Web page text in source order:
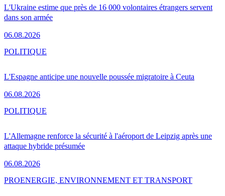
L'Ukraine estime que près de 16 000 volontaires étrangers servent
dans son armée
06.08.2026
L'Espagne anticipe une nouvelle poussée migratoire à Ceuta
06.08.2026
POLITIQUE
L'Allemagne renforce la sécurité à l'aéroport de Leipzig après une
attaque hybride présumée
06.08.2026
POLITIQUE
PROENERGIE, ENVIRONNEMENT ET TRANSPORT